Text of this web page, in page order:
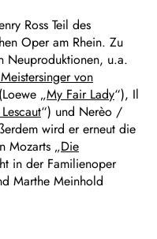
Ross Teil des
Oper am Rhein. Zu
Neuproduktionen, u.a.
von
„My Fair Lady“), Il
“) und Nerèo /
wird er erneut die
Mozarts „Die
in der Familienoper
Marthe Meinhold